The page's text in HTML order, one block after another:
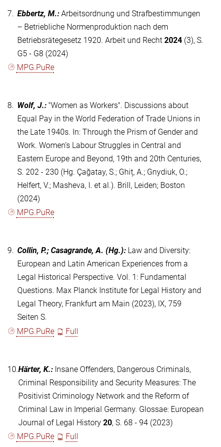
7. Ebbertz, M.: Arbeitsordnung und Strafbestimmungen
– Betriebliche Normenproduktion nach dem
Betriebsrätegesetz 1920. Arbeit und Recht 2024 (3), S.
G5 - G8 (2024)
MPG.PuRe
8. Wolf, J.: "Women as Workers". Discussions about
Equal Pay in the World Federation of Trade Unions in
the Late 1940s. In: Through the Prism of Gender and
Work. Women’s Labour Struggles in Central and
Eastern Europe and Beyond, 19th and 20th Centuries,
S. 202 - 230 (Hg. Çağatay, S.; Ghiț, A.; Gnydiuk, O.;
Helfert, V.; Masheva, I. et al.). Brill, Leiden; Boston
(2024)
MPG.PuRe
9. Collin, P.; Casagrande, A. (Hg.): Law and Diversity:
European and Latin American Experiences from a
Legal Historical Perspective. Vol. 1: Fundamental
Questions. Max Planck Institute for Legal History and
Legal Theory, Frankfurt am Main (2023), IX, 759
Seiten S.
MPG.PuRe
Full
10.Härter, K.: Insane Offenders, Dangerous Criminals,
Criminal Responsibility and Security Measures: The
Positivist Criminology Network and the Reform of
Criminal Law in Imperial Germany. Glossae: European
Journal of Legal History 20, S. 68 - 94 (2023)
MPG.PuRe
Full